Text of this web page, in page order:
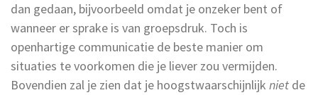
dan gedaan, bijvoorbeeld omdat je onzeker bent of
wanneer er sprake is van groepsdruk. Toch is
openhartige communicatie de beste manier om
situaties te voorkomen die je liever zou vermijden.
Bovendien zal je zien dat je hoogstwaarschijnlijk niet de